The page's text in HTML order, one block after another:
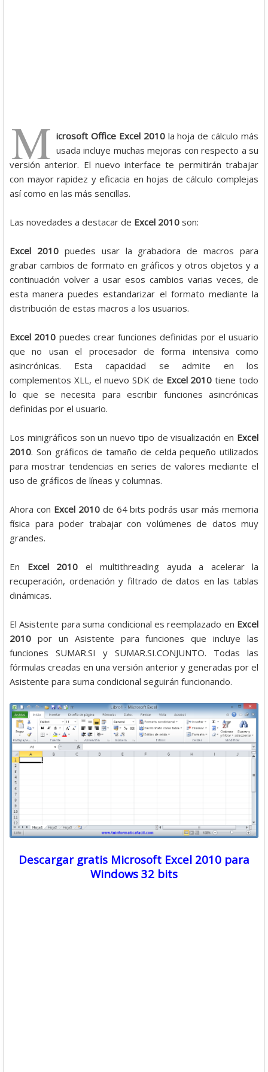
M icrosoft Office Excel 2010la hoja de cálculo más
usada incluye muchas mejoras con respecto a su
versión anterior. El nuevo interface te permitirán trabajar
con mayor rapidez y eficacia en hojas de cálculo complejas
así como en las más sencillas.
Las novedades a destacar de Excel 2010 son:
Excel 2010puedes usar la grabadora de macros para
grabar cambios de formato en gráficos y otros objetos y a
continuación volver a usar esos cambios varias veces, de
esta manera puedes estandarizar el formato mediante la
distribución de estas macros a los usuarios.
Excel 2010 puedes crear funciones definidas por el usuario
que no usan el procesador de forma intensiva como
asincrónicas. Esta capacidad se admite en los
complementos XLL, el nuevo SDK de Excel 2010 tiene todo
lo que se necesita para escribir funciones asincrónicas
definidas por el usuario.
Los minigráficos son un nuevo tipo de visualización en Excel
2010. Son gráficos de tamaño de celda pequeño utilizados
para mostrar tendencias en series de valores mediante el
uso de gráficos de líneas y columnas.
Ahora con Excel 2010de 64 bits podrás usar más memoria
física para poder trabajar con volúmenes de datos muy
grandes.
En Excel 2010 el multithreading ayuda a acelerar la
recuperación, ordenación y filtrado de datos en las tablas
dinámicas.
El Asistente para suma condicional es reemplazado en Excel
2010 por un Asistente para funciones que incluye las
funciones SUMAR.SI y SUMAR.SI.CONJUNTO. Todas las
fórmulas creadas en una versión anterior y generadas por el
Asistente para suma condicional seguirán funcionando.
Descargar gratis Microsoft Excel 2010 para
Windows 32 bits